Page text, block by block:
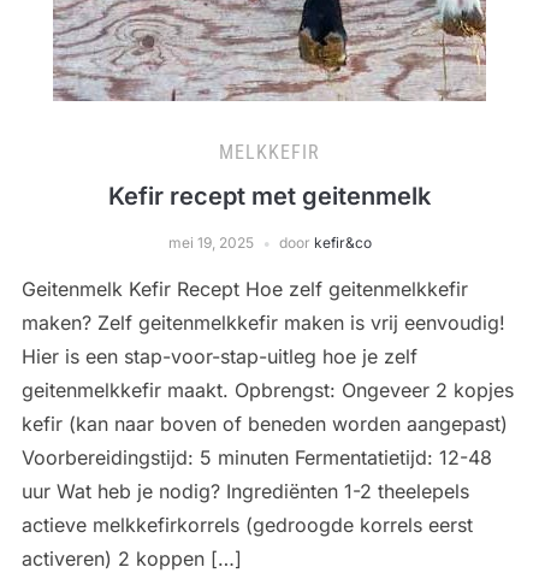
MELKKEFIR
Kefir recept met geitenmelk
mei 19, 2025 door kefir&co
Geitenmelk Kefir Recept Hoe zelf geitenmelkkefir
maken? Zelf geitenmelkkefir maken is vrij eenvoudig!
Hier is een stap-voor-stap-uitleg hoe je zelf
geitenmelkkefir maakt. Opbrengst: Ongeveer 2 kopjes
kefir (kan naar boven of beneden worden aangepast)
Voorbereidingstijd: 5 minuten Fermentatietijd: 12-48
uur Wat heb je nodig? Ingrediënten 1-2 theelepels
actieve melkkefirkorrels (gedroogde korrels eerst
activeren) 2 koppen […]